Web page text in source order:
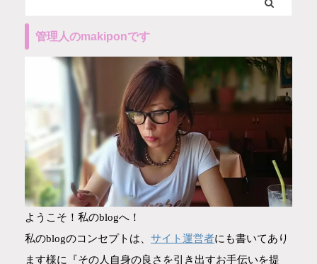
管理人のmakiponです
ようこそ！私のblogへ！
私のblogのコンセプトは、 サイト運営者にも書いてあり
ます様に『その人自身の良さを引き出すお手伝いを提